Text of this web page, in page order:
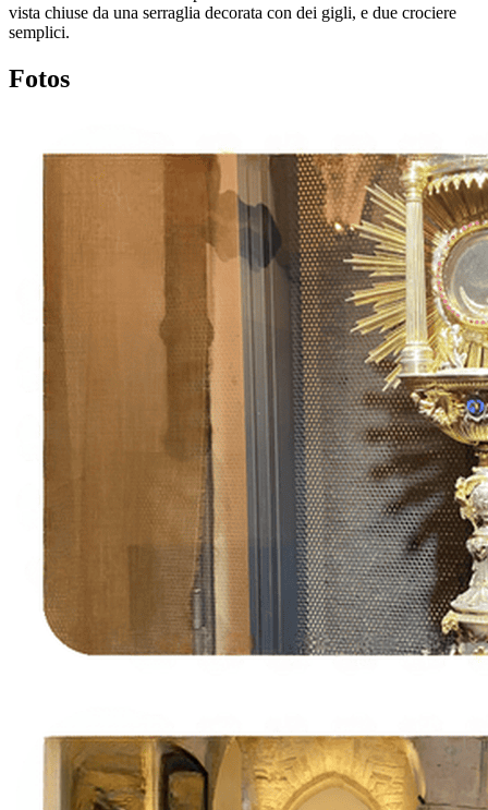
vista chiuse da una serraglia decorata con dei gigli, e due crociere
semplici.
Fotos